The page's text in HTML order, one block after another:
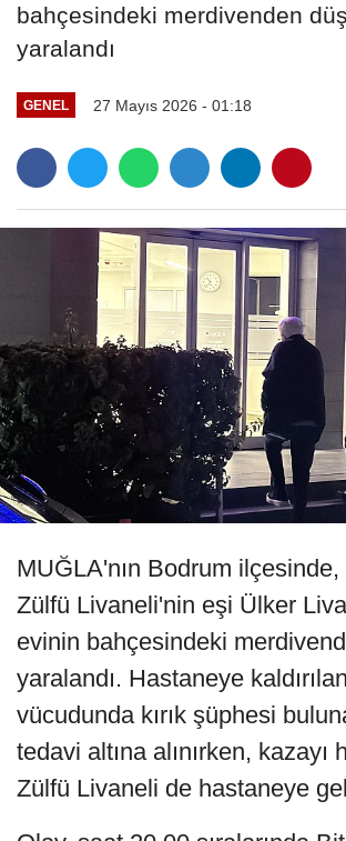
bahçesindeki merdivenden
yaralandı
GENEL 27 Mayıs 2026 - 01:18
MUĞLA'nın Bodrum ilçesinde,
Zülfü Livaneli'nin eşi Ülker
evinin bahçesindeki
yaralandı. Hastaneye
vücudunda kırık şüphesi
tedavi altına alınırken, kazayı
Zülfü Livaneli de hastaneye